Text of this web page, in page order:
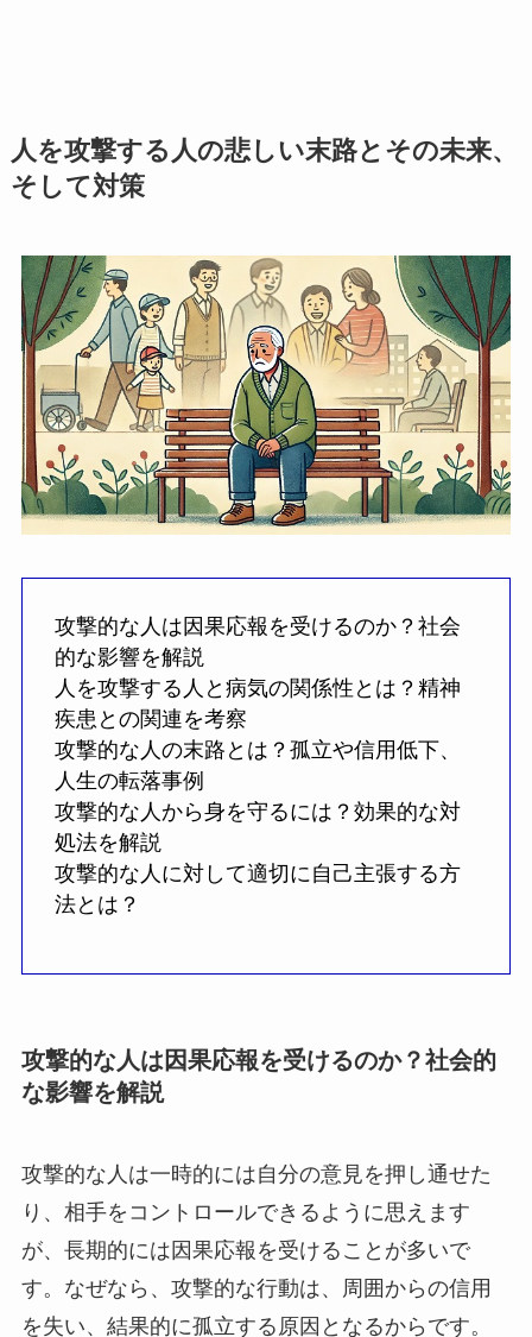
人を攻撃する人の悲しい末路とその未来、
そして対策
攻撃的な人は因果応報を受けるのか？社会
的な影響を解説
人を攻撃する人と病気の関係性とは？精神
疾患との関連を考察
攻撃的な人の末路とは？孤立や信用低下、
人生の転落事例
攻撃的な人から身を守るには？効果的な対
処法を解説
攻撃的な人に対して適切に自己主張する方
法とは？
攻撃的な人は因果応報を受けるのか？社会的
な影響を解説
攻撃的な人は一時的には自分の意見を押し通せた
り、相手をコントロールできるように思えます
が、長期的には因果応報を受けることが多いで
す。なぜなら、攻撃的な行動は、周囲からの信用
を失い、結果的に孤立する原因となるからです。